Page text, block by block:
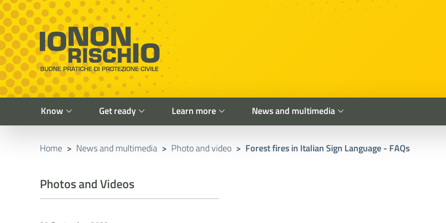
Vai al contenuto principale
Raggiungi il piè di pagina
Io non rischio
Presidency of the Council of Ministers
Cerca nel sito
Know Get ready Learn more News and multimedia
Home > News and multimedia > Photo and video > Forest fires in Italian Sign Language - FAQs
Photos and Videos